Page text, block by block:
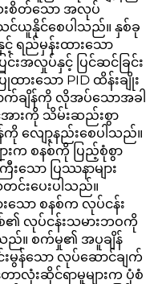
ေးစိတ်သော အလုပ်
င်ယူနိုင်စေပါသည်။ နှစ်ခု
ရည်မှန်းထားသော
းအလှုပ်နှင့် ပြင်ဆင်ခြင်း
ားသော PID ထိန်းချိုး
က်ချိန်ကို လိုအပ်သောအခါ
ားကို သိမ်းဆည်းစွာ
န်ကို လျော့နည်းစေပါသည်။
းက စနစ်ကို ပြည့်စုံစွာ
းသော ပြဿနာများ
တင်းပေးပါသည်။
းသော စနစ်က လုပ်ငန်း
နစ်၏ လုပ်ငန်းသမားဘဝကို
သည်။ စက်မှု၏ အပူချိန်
းမွန်သော လုပ်ဆောင်ချက်
ာလုံးဆိုင်ရာမှုများက ပုံစံ